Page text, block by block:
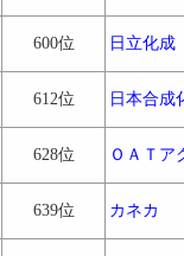
600位 日立化成
612位 日本合成
628位 ＯＡＴア
639位 カネカ